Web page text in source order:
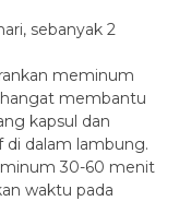
sebanyak 2
meminum
membantu
kapsul dan
dalam lambung.
30-60 menit
waktu pada